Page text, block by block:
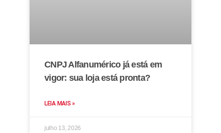
CNPJ Alfanumérico já está em
vigor: sua loja está pronta?
LEIA MAIS »
julho 13, 2026